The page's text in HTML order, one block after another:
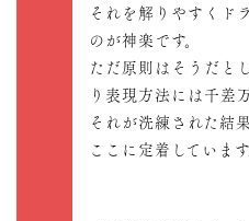
それを解りやすくド
のが神楽です。
ただ原則はそうだと
り表現方法には千差
それが洗練された結
ここに定着しています